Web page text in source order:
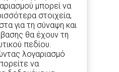
μπορεί να
στοιχεία,
για τη σύναψη και
θα έχουν τη
πεδίου.
λογαριασμό
να